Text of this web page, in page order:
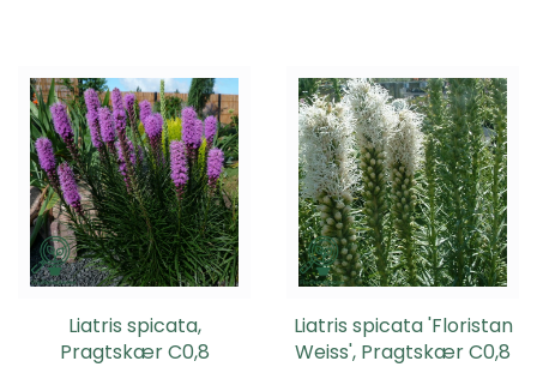
Liatris spicata,
Pragtskær C0,8
Liatris spicata 'Floristan
Weiss', Pragtskær C0,8